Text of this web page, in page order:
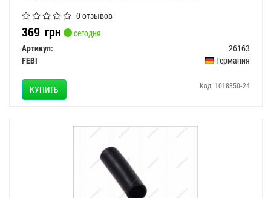
0 отзывов
369 грн
сегодня
Артикул:
26163
FEBI
Германия
КУПИТЬ Код: 1018350-24